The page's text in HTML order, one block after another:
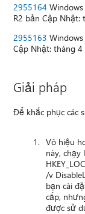
2955164
R2 bản Cập Nhật:
2955163
Cập Nhật: tháng
Giải pháp
Để khắc phục các
Vô hiệu
này, chạy
/v
bạn cài
cấp,
được sử